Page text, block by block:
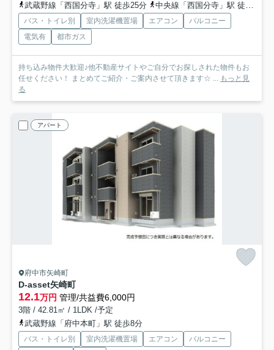
武蔵野線「西国分寺」駅 徒歩25分
中央線「西国分寺」駅 徒歩25分
バス・トイレ別 室内洗濯機置場 エアコン
バルコニー
電気有
都市ガス
持ち込み物件大歓迎♪他不動産サイトやご自分でお探しされた物件もお
任せください！ まとめてご紹介・ご案内させて頂きます☆ ... もっと見
る
アパート
府中市矢崎町
D-asset矢崎町
12.1万円 管理/共益費6,000円
3階 / 42.81㎡ / 1LDK /予定
武蔵野線「府中本町」駅 徒歩8分
バス・トイレ別 室内洗濯機置場 エアコン
バルコニー